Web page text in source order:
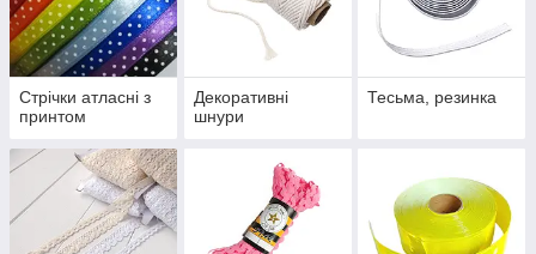
Стрічки атласні з
принтом
Декоративні
шнури
Тесьма, резинка